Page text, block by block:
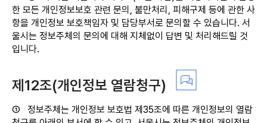
한 모든 개인정보보호 관련 문의, 불만처리, 피해구제 등에 관한 사
항을 개인정보 보호책임자 및 담당부서로 문의할 수 있습니다. 서
울시는 정보주체의 문의에 대해 지체없이 답변 및 처리해드릴 것
입니다.
제12조(개인정보 열람청구)
① 정보주체는 개인정보 보호법 제35조에 따른 개인정보의 열람